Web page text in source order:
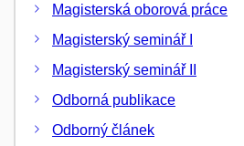
Magisterská oborová práce
Magisterský seminář I
Magisterský seminář II
Odborná publikace
Odborný článek